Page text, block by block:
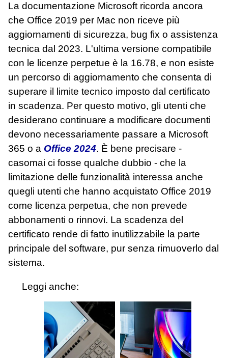
La documentazione Microsoft ricorda ancora
che Office 2019 per Mac non riceve più
aggiornamenti di sicurezza, bug fix o assistenza
tecnica dal 2023. L'ultima versione compatibile
con le licenze perpetue è la 16.78, e non esiste
un percorso di aggiornamento che consenta di
superare il limite tecnico imposto dal certificato
in scadenza. Per questo motivo, gli utenti che
desiderano continuare a modificare documenti
devono necessariamente passare a Microsoft
365 o a Office 2024. È bene precisare -
casomai ci fosse qualche dubbio - che la
limitazione delle funzionalità interessa anche
quegli utenti che hanno acquistato Office 2019
come licenza perpetua, che non prevede
abbonamenti o rinnovi. La scadenza del
certificato rende di fatto inutilizzabile la parte
principale del software, pur senza rimuoverlo dal
sistema.
Leggi anche: